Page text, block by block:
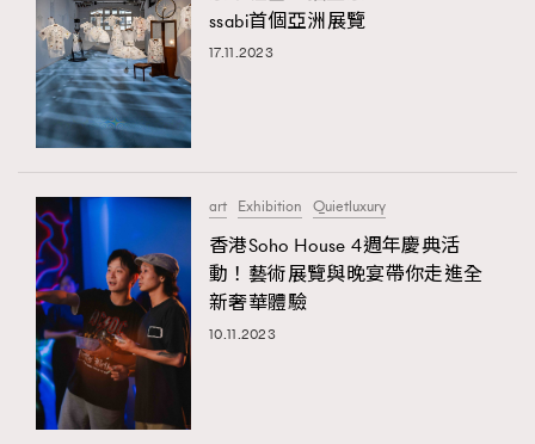
ssabi首個亞洲展覽
17.11.2023
art Exhibition Quietluxury
香港Soho House 4週年慶典活
動！藝術展覽與晚宴帶你走進全
新奢華體驗
10.11.2023